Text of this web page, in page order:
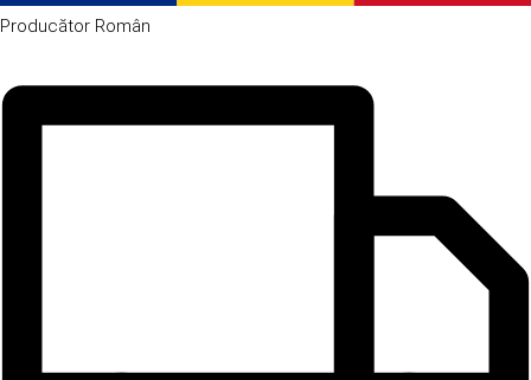
Producător Român